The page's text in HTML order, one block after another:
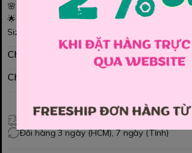
🌸 Chất mềm mịn, thoải mái cả ngày
🌟 Phù hợp đi chơi, chụp hình, dự tiệc đều nổi
Size : 90 , 100 , 110 , 120 , 130
Chính sách mua hàng
Chính sách đổi hàng
Đổi hàng 3 ngày (HCM), 7 ngày (Tỉnh)